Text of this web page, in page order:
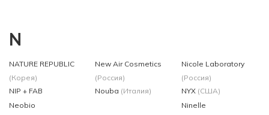
N
NATURE REPUBLIC
(Корея)
NIP + FAB
Neobio
New Air Cosmetics
(Россия)
Nouba (Италия)
Nicole Laboratory
(Россия)
NYX (США)
Ninelle